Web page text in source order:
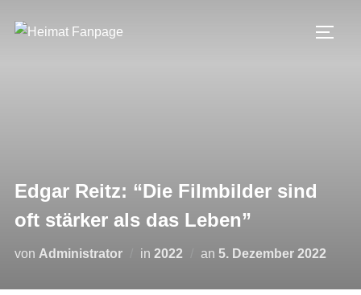
Inhalt
Edgar Reitz: “Die Filmbilder sind
oft stärker als das Leben”
von Administrator in 2022 an Veröffentlicht
5. Dezember 2022